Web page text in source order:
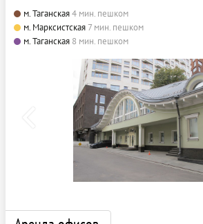
м. Таганская4 мин. пешком
м. Марксистская 7 мин. пешком
м. Таганская 8 мин. пешком